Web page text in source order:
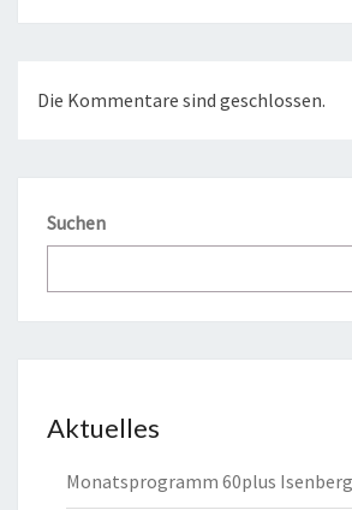
Die Kommentare sind geschlossen.
Suchen
Aktuelles
Monatsprogramm 60plus